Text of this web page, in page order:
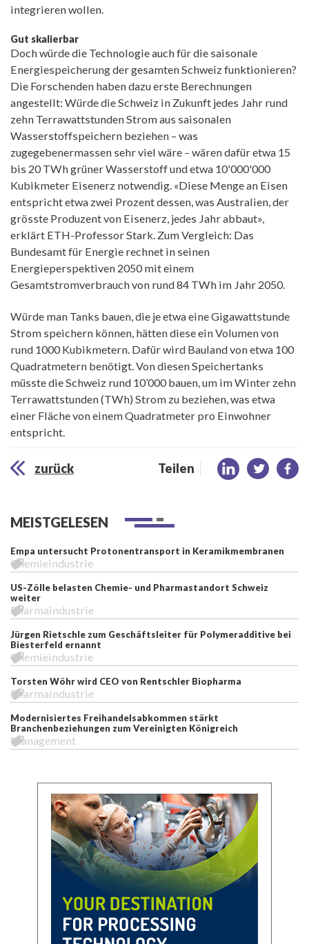
integrieren wollen.
Gut skalierbar
Doch würde die Technologie auch für die saisonale
Energiespeicherung der gesamten Schweiz funktionieren?
Die Forschenden haben dazu erste Berechnungen
angestellt: Würde die Schweiz in Zukunft jedes Jahr rund
zehn Terrawattstunden Strom aus saisonalen
Wasserstoffspeichern beziehen – was
zugegebenermassen sehr viel wäre – wären dafür etwa 15
bis 20 TWh grüner Wasserstoff und etwa 10'000'000
Kubikmeter Eisenerz notwendig. «Diese Menge an Eisen
entspricht etwa zwei Prozent dessen, was Australien, der
grösste Produzent von Eisenerz, jedes Jahr abbaut»,
erklärt ETH-Professor Stark. Zum Vergleich: Das
Bundesamt für Energie rechnet in seinen
Energieperspektiven 2050 mit einem
Gesamtstromverbrauch von rund 84 TWh im Jahr 2050.
Würde man Tanks bauen, die je etwa eine Gigawattstunde
Strom speichern können, hätten diese ein Volumen von
rund 1000 Kubikmetern. Dafür wird Bauland von etwa 100
Quadratmetern benötigt. Von diesen Speichertanks
müsste die Schweiz rund 10’000 bauen, um im Winter zehn
Terrawattstunden (TWh) Strom zu beziehen, was etwa
einer Fläche von einem Quadratmeter pro Einwohner
entspricht.
zurück Teilen
MEISTGELESEN
Empa untersucht Protonentransport in Keramikmembranen
Chemieindustrie
US-Zölle belasten Chemie- und Pharmastandort Schweiz
weiter
Pharmaindustrie
Jürgen Rietschle zum Geschäftsleiter für Polymeradditive bei
Biesterfeld ernannt
Chemieindustrie
Torsten Wöhr wird CEO von Rentschler Biopharma
Pharmaindustrie
Modernisiertes Freihandelsabkommen stärkt
Branchenbeziehungen zum Vereinigten Königreich
Management